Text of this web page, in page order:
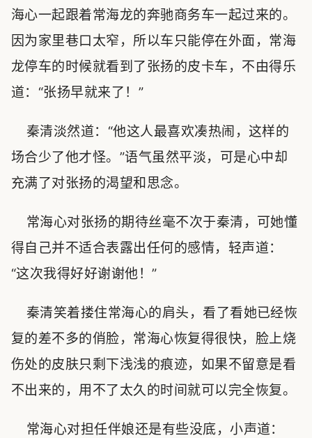
海心一起跟着常海龙的奔驰商务车一起过来的。
因为家里巷口太窄，所以车只能停在外面，常海
龙停车的时候就看到了张扬的皮卡车，不由得乐
道：“张扬早就来了！”
秦清淡然道：“他这人最喜欢凑热闹，这样的
场合少了他才怪。”语气虽然平淡，可是心中却
充满了对张扬的渴望和思念。
常海心对张扬的期待丝毫不次于秦清，可她懂
得自己并不适合表露出任何的感情，轻声道：
“这次我得好好谢谢他！”
秦清笑着搂住常海心的肩头，看了看她已经恢
复的差不多的俏脸，常海心恢复得很快，脸上烧
伤处的皮肤只剩下浅浅的痕迹，如果不留意是看
不出来的，用不了太久的时间就可以完全恢复。
常海心对担任伴娘还是有些没底，小声道：